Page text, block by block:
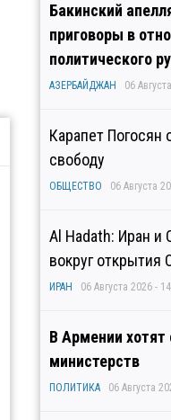
Бакинский
приговоры в
политического
АЗЕРБАЙДЖАН 06
Карапет Погосян
свободу
ОБЩЕСТВО 06 Августа
Al Hadath: Иран и
вокруг открытия
ИРАН 06 Августа 2026 -
В Армении хотят
министерств
ПОЛИТИКА 06 Августа